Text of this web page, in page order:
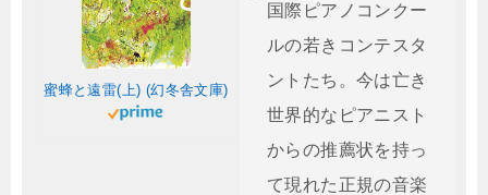
蜜蜂と遠雷(上) (幻冬舎文庫)
国際ピアノコンクー
ルの若きコンテスタ
ントたち。今は亡き
世界的なピアニスト
からの推薦状を持っ
て現れた正規の音楽